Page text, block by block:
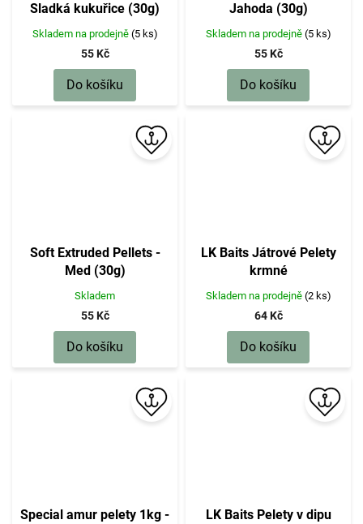
Sladká kukuřice (30g)
Skladem na prodejně (5 ks)
55 Kč
Do košíku
Jahoda (30g)
Skladem na prodejně (5 ks)
55 Kč
Do košíku
Soft Extruded Pellets -
Med (30g)
Skladem
55 Kč
Do košíku
LK Baits Játrové Pelety
krmné
KAPR/SUMEC/JESETER
17mm, 1kg
Skladem na prodejně (2 ks)
64 Kč
Do košíku
Special amur pelety 1kg -
LK Baits Pelety v dipu